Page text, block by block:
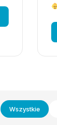
Wszystkie